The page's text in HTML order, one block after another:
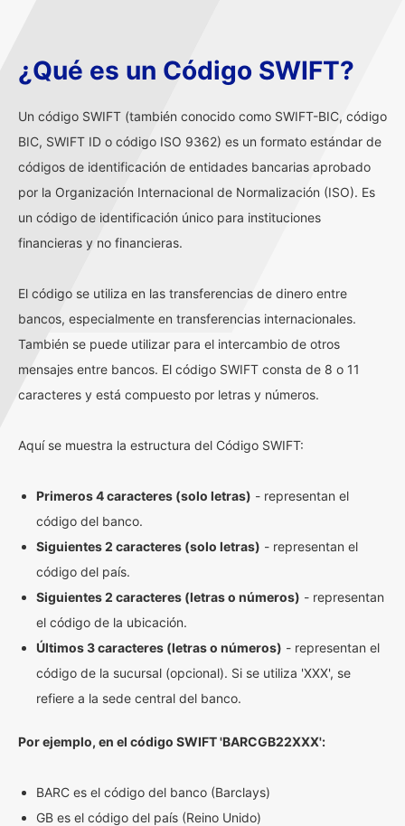
¿Qué es un Código SWIFT?
Un código SWIFT (también conocido como SWIFT-BIC, código
BIC, SWIFT ID o código ISO 9362) es un formato estándar de
códigos de identificación de entidades bancarias aprobado
por la Organización Internacional de Normalización (ISO). Es
un código de identificación único para instituciones
financieras y no financieras.
El código se utiliza en las transferencias de dinero entre
bancos, especialmente en transferencias internacionales.
También se puede utilizar para el intercambio de otros
mensajes entre bancos. El código SWIFT consta de 8 o 11
caracteres y está compuesto por letras y números.
Aquí se muestra la estructura del Código SWIFT:
Primeros 4 caracteres (solo letras) - representan el
código del banco.
Siguientes 2 caracteres (solo letras) - representan el
código del país.
Siguientes 2 caracteres (letras o números) - representan
el código de la ubicación.
Últimos 3 caracteres (letras o números) - representan el
código de la sucursal (opcional). Si se utiliza 'XXX', se
refiere a la sede central del banco.
Por ejemplo, en el código SWIFT 'BARCGB22XXX':
BARC es el código del banco (Barclays)
GB es el código del país (Reino Unido)